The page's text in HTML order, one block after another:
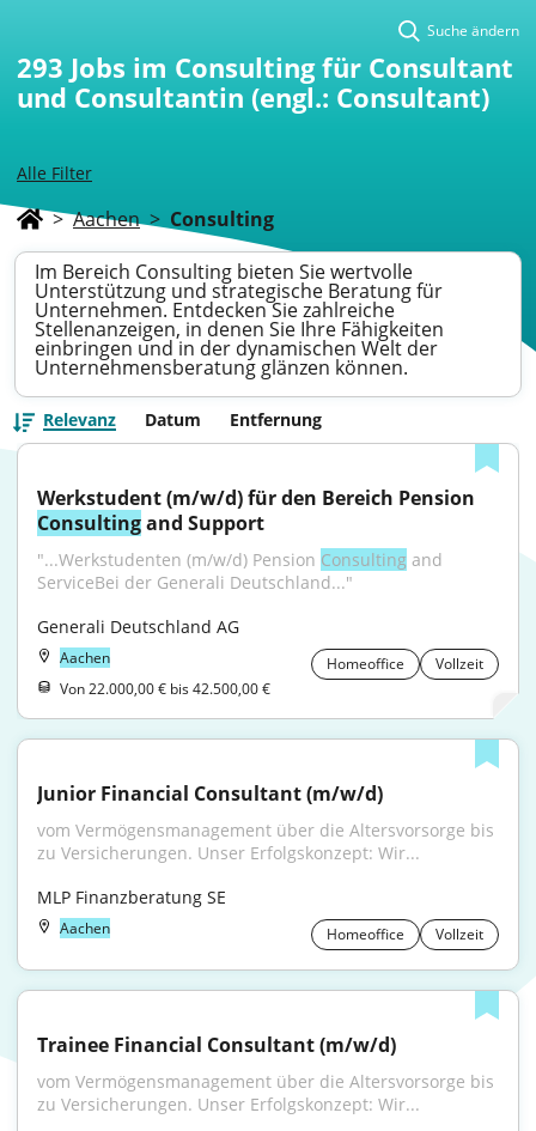
Alle Filter
Suche ändern
293 Jobs im Consulting für Consultant
und Consultantin (engl.: Consultant)
> Aachen > Consulting
Im Bereich Consulting bieten Sie wertvolle
Unterstützung und strategische Beratung für
Unternehmen. Entdecken Sie zahlreiche
Stellenanzeigen, in denen Sie Ihre Fähigkeiten
einbringen und in der dynamischen Welt der
Unternehmensberatung glänzen können.
Relevanz Datum Entfernung
Consulting and Support
"...Werkstudenten (m/w/d) Pension Consulting and
ServiceBei der Generali Deutschland..."
Generali Deutschland AG
Aachen Homeoffice
Vollzeit
Von 22.000,00 € bis 42.500,00 €
Junior Financial Consultant (m/w/d)
vom Vermögensmanagement über die Altersvorsorge bis
zu Versicherungen. Unser Erfolgskonzept: Wir...
MLP Finanzberatung SE
Aachen Homeoffice Vollzeit
Trainee Financial Consultant (m/w/d)
vom Vermögensmanagement über die Altersvorsorge bis
zu Versicherungen. Unser Erfolgskonzept: Wir...